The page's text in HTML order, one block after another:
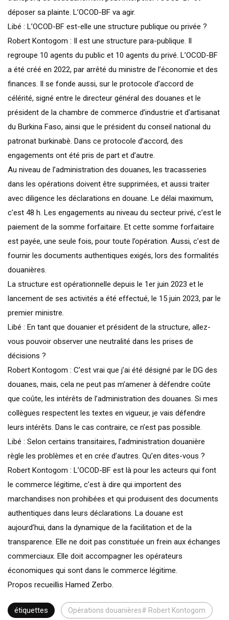
déposer sa plainte. L’OCOD-BF va agir.
Libé : L’OCOD-BF est-elle une structure publique ou privée ?
Robert Kontogom : Il est une structure para-publique. Il
regroupe 10 agents du public et 10 agents du privé. L’OCOD-BF
a été créé en 2022, par arrêté du ministre de l’économie et des
finances. Il se fonde aussi, sur le protocole d’accord de
célérité, signé entre le directeur général des douanes et le
président de la chambre de commerce d’industrie et d’artisanat
du Burkina Faso, ainsi que le président du conseil national du
patronat burkinabè. Dans ce protocole d’accord, des
engagements ont été pris de part et d’autre.
Au niveau de l’administration des douanes, les tracasseries
dans les opérations doivent être supprimées, et aussi traiter
avec diligence les déclarations en douane. Le délai maximum,
c’est 48 h. Les engagements au niveau du secteur privé, c’est le
paiement de la somme forfaitaire. Et cette somme forfaitaire
est payée, une seule fois, pour toute l’opération. Aussi, c’est de
fournir les documents authentiques exigés, lors des formalités
douanières.
La structure est opérationnelle depuis le 1er juin 2023 et le
lancement de ses activités a été effectué, le 15 juin 2023, par le
premier ministre.
Libé : En tant que douanier et président de la structure, allez-
vous pouvoir observer une neutralité dans les prises de
décisions ?
Robert Kontogom : C’est vrai que j’ai été désigné par le DG des
douanes, mais, cela ne peut pas m’amener à défendre coûte
que coûte, les intérêts de l’administration des douanes. Si mes
collègues respectent les textes en vigueur, je vais défendre
leurs intérêts. Dans le cas contraire, ce n’est pas possible.
Libé : Selon certains transitaires, l’administration douanière
règle les problèmes et en crée d’autres. Qu’en dites-vous ?
Robert Kontogom : L’OCOD-BF est là pour les acteurs qui font
le commerce légitime, c’est à dire qui importent des
marchandises non prohibées et qui produisent des documents
authentiques dans leurs déclarations. La douane est
aujourd’hui, dans la dynamique de la facilitation et de la
transparence. Elle ne doit pas constituée un frein aux échanges
commerciaux. Elle doit accompagner les opérateurs
économiques qui sont dans le commerce légitime.
Propos recueillis Hamed Zerbo.
étiquettes Opérations douanières# Robert Kontogom